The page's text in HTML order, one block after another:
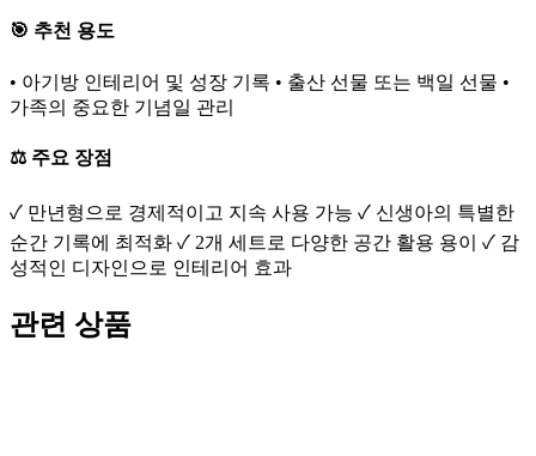
🎯 추천 용도
• 아기방 인테리어 및 성장 기록 • 출산 선물 또는 백일 선물 •
가족의 중요한 기념일 관리
⚖️ 주요 장점
✓ 만년형으로 경제적이고 지속 사용 가능 ✓ 신생아의 특별한
순간 기록에 최적화 ✓ 2개 세트로 다양한 공간 활용 용이 ✓ 감
성적인 디자인으로 인테리어 효과
관련 상품